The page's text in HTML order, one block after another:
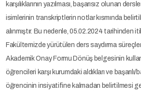
karşılıklarının yazılması, başarısız olunan
isimlerinin transkriptlerin notlar kısmında
alınmıştır. Bu nedenle, 05.02.2024 tarihinden
Fakültemizde yürütülen ders saydırma
Akademik Onay Formu Dönüş belgesinin
öğrencileri karşı kurumdaki aldıkları ve başarılı/
öğrencinin insiyatifine kalmadan belirtilmesi